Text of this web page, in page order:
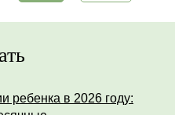
ребенка в 2026 году: